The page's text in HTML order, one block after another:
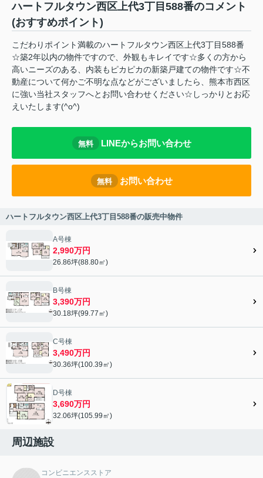
ハートフルタウン西区上代3丁目588番のコメント
(おすすめポイント)
こだわりポイント満載のハートフルタウン西区上代3丁目588番
☆築2年以内の物件ですので、外観もキレイです☆多くの方から
高いニーズのある、内装もピカピカの新築戸建ての物件です☆不
動産について何かご不明な点などがございましたら、熊本市西区
に強い当社スタッフへとお問い合わせください☆しっかりとお応
えいたします(^o^)
無料 LINEからお問い合わせ
無料 お問い合わせ
ハートフルタウン西区上代3丁目588番の販売中物件
A号棟
2,990万円
26.86坪(88.80㎡)
B号棟
3,390万円
30.18坪(99.77㎡)
C号棟
3,490万円
30.36坪(100.39㎡)
D号棟
3,690万円
32.06坪(105.99㎡)
周辺施設
コンビニエンスストア